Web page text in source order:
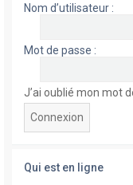
Nom d’utilisateur :
Mot de passe :
J’ai oublié mon mot
Qui est en ligne